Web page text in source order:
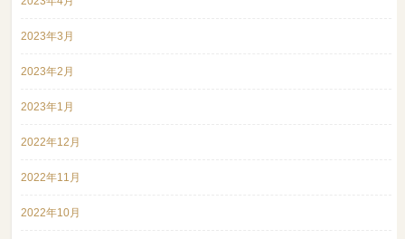
2023年3月
2023年2月
2023年1月
2022年12月
2022年11月
2022年10月